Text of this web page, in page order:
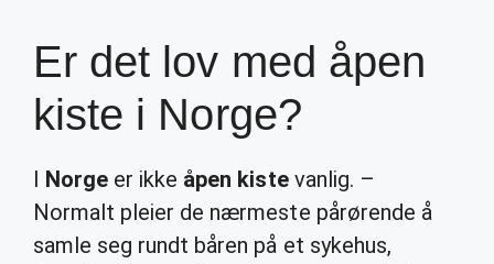
Er det lov med åpen
kiste i Norge?
I Norge er ikke åpen kistevanlig. –
Normalt pleier de nærmeste pårørende å
samle seg rundt båren på et sykehus,